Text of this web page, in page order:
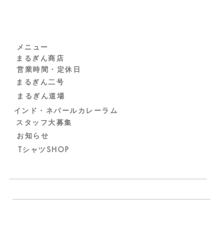
メニュー
まるぎん商店
営業時間・定休日
まるぎん二号
まるぎん道場
インド・ネパールカレーラム
スタッフ大募集
お知らせ
TシャツSHOP